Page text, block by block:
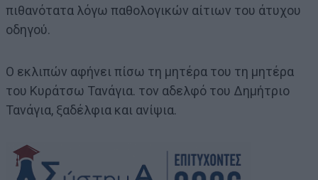
πιθανότατα λόγω παθολογικών αίτιων του άτυχου
οδηγού.
Ο εκλιπών αφήνει πίσω τη μητέρα του τη μητέρα
του Κυράτσω Τανάγια. τον αδελφό του Δημήτριο
Τανάγια, ξαδέλφια και ανίψια.